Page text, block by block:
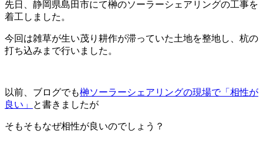
先日、静岡県島田市にて榊のソーラーシェアリングの工事を
着工しました。
今回は雑草が生い茂り耕作が滞っていた土地を整地し、杭の
打ち込みまで行いました。
以前、ブログでも榊ソーラーシェアリングの現場で「相性が
良い」
と書きましたが
そもそもなぜ相性が良いのでしょう？